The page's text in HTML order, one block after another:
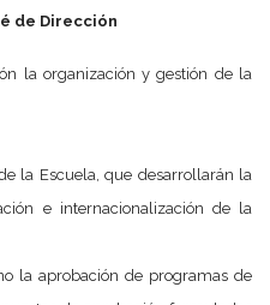
de Dirección
la organización y gestión de la
la Escuela, que desarrollarán la
e internacionalización de la
la aprobación de programas de